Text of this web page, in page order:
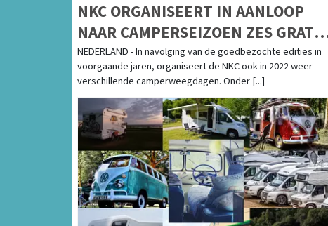
NKC ORGANISEERT IN AANLOOP
NAAR CAMPERSEIZOEN ZES GRATIS
CAMPERWEEGDAGEN
NEDERLAND - In navolging van de goedbezochte edities in
voorgaande jaren, organiseert de NKC ook in 2022 weer
verschillende camperweegdagen. Onder [...]